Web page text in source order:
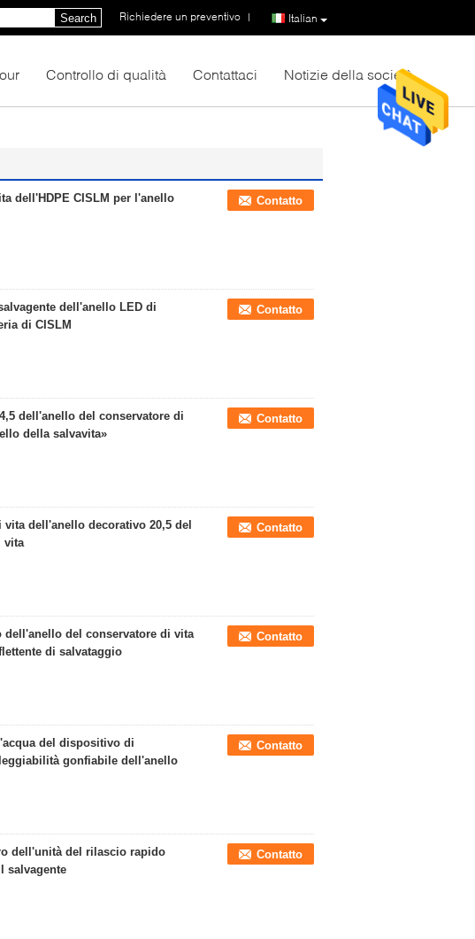
Italian
Richiedere un preventivo |
Search
Controllo di qualità Contattaci Notizie della società
dell'HDPE CISLM per l'anello
Contatto
dell'anello LED di
di CISLM
Contatto
dell'anello del conservatore di
della salvavita»
Contatto
dell'anello decorativo 20,5 del
vita
Contatto
dell'anello del conservatore di vita
di salvataggio
Contatto
del dispositivo di
gonfiabile dell'anello
Contatto
dell'unità del rilascio rapido
salvagente
Contatto